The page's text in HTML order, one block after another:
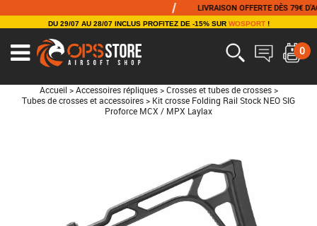
LIVRAISON OFFERTE DÈS 79€
DU 29/07 AU 28/07 INCLUS PROFITEZ DE -15% SUR WOSPORT!
0
Accueil > Accessoires répliques > Crosses et tubes de crosses >
Tubes de crosses et accessoires > Kit crosse Folding Rail Stock NEO SIG
Proforce MCX / MPX Laylax